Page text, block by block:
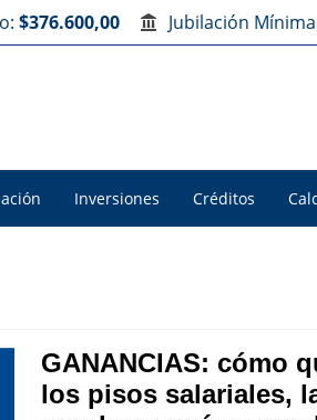
$376.600,00 Jubilación
Inversiones Créditos
GANANCIAS: cómo
los pisos salariales,